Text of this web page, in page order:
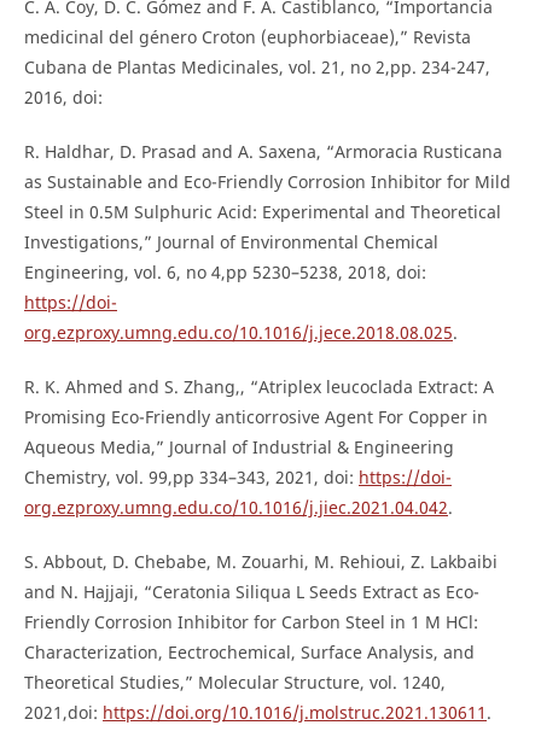
C. A. Coy, D. C. Gómez and F. A. Castiblanco, “Importancia
medicinal del género Croton (euphorbiaceae),” Revista
Cubana de Plantas Medicinales, vol. 21, no 2,pp. 234-247,
2016, doi:
R. Haldhar, D. Prasad and A. Saxena, “Armoracia Rusticana
as Sustainable and Eco-Friendly Corrosion Inhibitor for Mild
Steel in 0.5M Sulphuric Acid: Experimental and Theoretical
Investigations,” Journal of Environmental Chemical
Engineering, vol. 6, no 4,pp 5230–5238, 2018, doi:
https://doi-
org.ezproxy.umng.edu.co/10.1016/j.jece.2018.08.025.
R. K. Ahmed and S. Zhang,, “Atriplex leucoclada Extract: A
Promising Eco-Friendly anticorrosive Agent For Copper in
Aqueous Media,” Journal of Industrial & Engineering
Chemistry, vol. 99,pp 334–343, 2021, doi: https://doi-
org.ezproxy.umng.edu.co/10.1016/j.jiec.2021.04.042.
S. Abbout, D. Chebabe, M. Zouarhi, M. Rehioui, Z. Lakbaibi
and N. Hajjaji, “Ceratonia Siliqua L Seeds Extract as Eco-
Friendly Corrosion Inhibitor for Carbon Steel in 1 M HCl:
Characterization, Eectrochemical, Surface Analysis, and
Theoretical Studies,” Molecular Structure, vol. 1240,
2021,doi: https://doi.org/10.1016/j.molstruc.2021.130611 .